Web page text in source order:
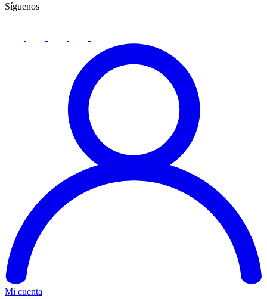
Síguenos
Mi cuenta